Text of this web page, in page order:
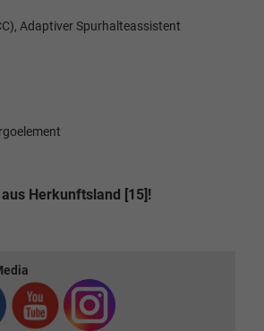
Adaptiver Spurhalteassistent
Herkunftsland [15]!